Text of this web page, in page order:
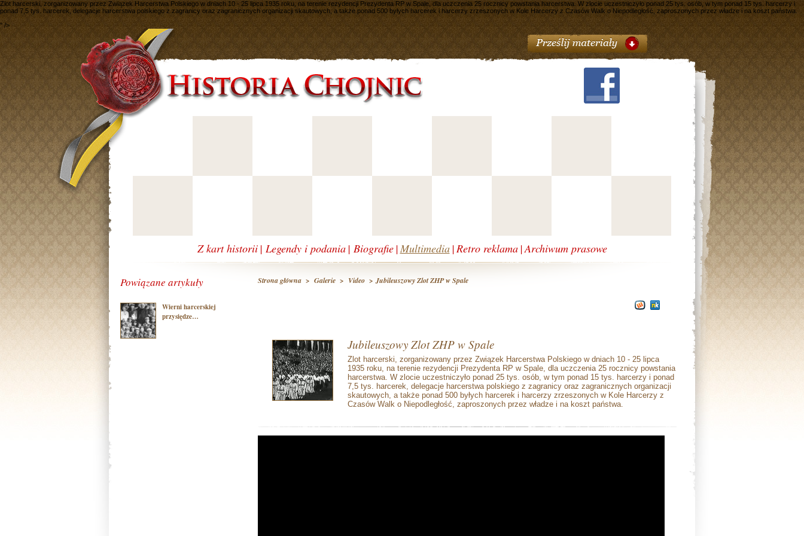
Zlot harcerski, zorganizowany przez Związek Harcerstwa Polskiego w dniach 10 - 25 lipca 1935 roku, na terenie rezydencji Prezydenta RP w Spale, dla uczczenia 25 rocznicy powstania harcerstwa. W zlocie uczestniczyło ponad 25 tys. osób, w tym ponad 15 tys. harcerzy i
ponad 7,5 tys. harcerek, delegacje harcerstwa polskiego z zagranicy oraz zagranicznych organizacji skautowych, a także ponad 500 byłych harcerek i harcerzy zrzeszonych w Kole Harcerzy z Czasów Walk o Niepodległość, zaproszonych przez władze i na koszt państwa.
" />
Z kart historii | Legendy i podania | Biografie |Multimedia |Retro reklama |Archiwum prasowe
Powiązane artykuły
Wierni harcerskiej
przysiędze…
Strona główna > Galerie > Video > Jubileuszowy Zlot ZHP w Spale
Jubileuszowy Zlot ZHP w Spale
Zlot harcerski, zorganizowany przez Związek Harcerstwa Polskiego w dniach 10 - 25 lipca
1935 roku, na terenie rezydencji Prezydenta RP w Spale, dla uczczenia 25 rocznicy powstania
harcerstwa. W zlocie uczestniczyło ponad 25 tys. osób, w tym ponad 15 tys. harcerzy i ponad
7,5 tys. harcerek, delegacje harcerstwa polskiego z zagranicy oraz zagranicznych organizacji
skautowych, a także ponad 500 byłych harcerek i harcerzy zrzeszonych w Kole Harcerzy z
Czasów Walk o Niepodległość, zaproszonych przez władze i na koszt państwa.